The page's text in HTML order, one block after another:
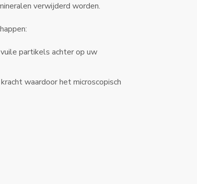
verwijderd worden.
partikels achter op uw
waardoor het microscopisch